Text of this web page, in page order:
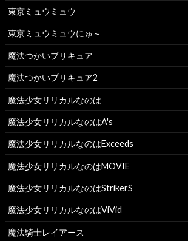
東京ミュウミュウ
東京ミュウミュウにゅ～
魔法つかいプリキュア
魔法つかいプリキュア2
魔法少女リリカルなのは
魔法少女リリカルなのはA's
魔法少女リリカルなのはExceeds
魔法少女リリカルなのはMOVIE
魔法少女リリカルなのはStrikerS
魔法少女リリカルなのはViVid
魔法騎士レイアース